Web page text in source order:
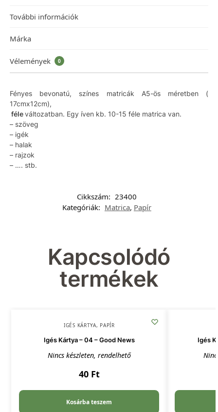
További információk
Márka
Vélemények 0
Fényes bevonatú, színes matricák A5-ös méretben (
17cmx12cm),
féleváltozatban. Egy íven kb. 10-15 féle matrica van.
– szöveg
– igék
– halak
– rajzok
– …. stb.
Cikkszám: 23400
Kategóriák: Matrica, Papír
Kapcsolódó
termékek
IGÉS KÁRTYA, PAPÍR
Igés Kártya – 04 – Good News
Nincs készleten, rendelhető
40 Ft
Kosárba teszem
Igés